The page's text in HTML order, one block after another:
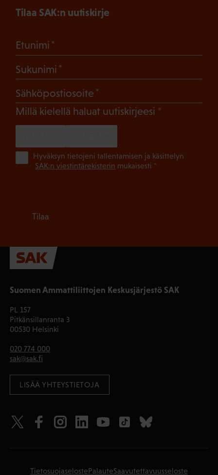
Suomen Ammattiliittojen Keskusjärjestö SAK
PL 157
Pitkänsillanranta 3
00530 Helsinki
020 774 000
sak@sak.fi
LISÄÄ YHTEYSTIETOJA
Tilaa SAK:n uutiskirje
Etunimi
Sukunimi
Sähköpostiosoite
Millä kielellä haluat uutiskirjeesi (Pakollinen)
Hyväksyn tietojeni tallentamisen ja käsittelyn
SAK:n viestintärekisterin mukaisesti *
Tilaa
TietosuojaselostePalauteSaavutettavuusseloste